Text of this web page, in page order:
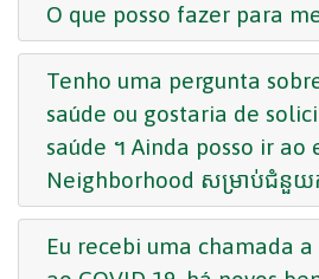
O que posso fazer para
Tenho uma pergunta
saúde ou gostaria de
saúde ។ Ainda posso ir ao
Neighborhood សម្រាប់ជំនួយក
Eu recebi uma chamada